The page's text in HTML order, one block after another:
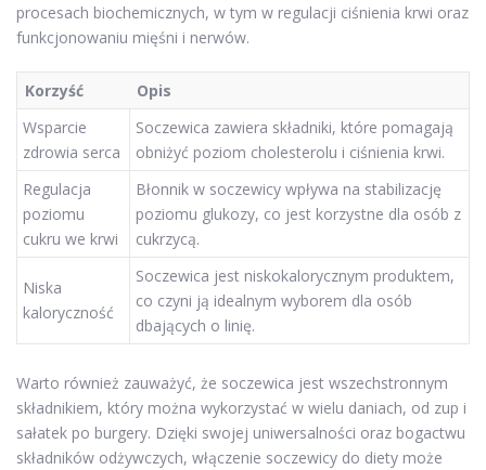
procesach biochemicznych, w tym w regulacji ciśnienia krwi oraz
funkcjonowaniu mięśni i nerwów.
Korzyść
Opis
Wsparcie
zdrowia serca
Soczewica zawiera składniki, które pomagają
obniżyć poziom cholesterolu i ciśnienia krwi.
Regulacja
poziomu
cukru we krwi
Błonnik w soczewicy wpływa na stabilizację
poziomu glukozy, co jest korzystne dla osób z
cukrzycą.
Niska
kaloryczność
Soczewica jest niskokalorycznym produktem,
co czyni ją idealnym wyborem dla osób
dbających o linię.
Warto również zauważyć, że soczewica jest wszechstronnym
składnikiem, który można wykorzystać w wielu daniach, od zup i
sałatek po burgery. Dzięki swojej uniwersalności oraz bogactwu
składników odżywczych, włączenie soczewicy do diety może